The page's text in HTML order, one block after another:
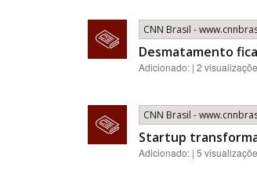
CNN Brasil -
Desmatamento
Adicionado: | 2
CNN Brasil -
Startup
Adicionado: | 5